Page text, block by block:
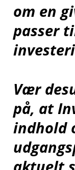
om en
passer
Vær
på, at
indhold
aktuelt